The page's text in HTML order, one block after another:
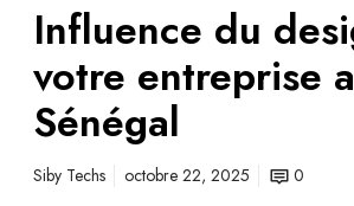
Influence du
votre entreprise
Sénégal
Siby Techs octobre 22, 2025 0